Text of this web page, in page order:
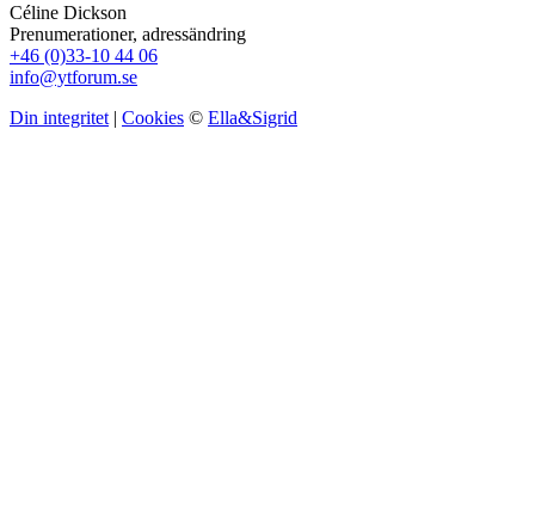
Céline Dickson
Prenumerationer, adressändring
+46 (0)33-10 44 06
info@ytforum.se
Din integritet | Cookies © Ella&Sigrid